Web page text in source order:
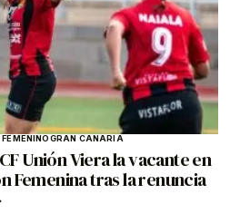
GRAN CANARIA
Unión Viera la vacante en
Femenina tras la renuncia